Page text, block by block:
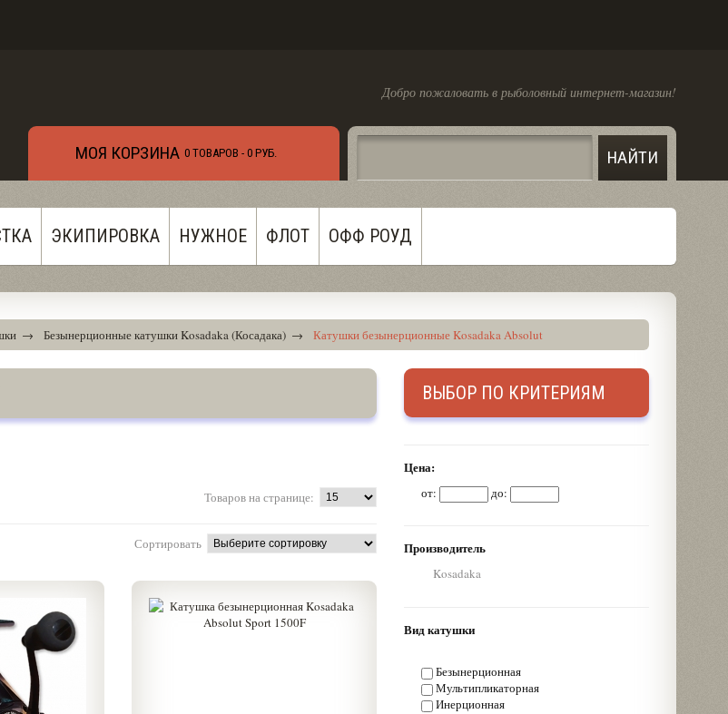
Добро пожаловать в рыболовный интернет-магазин!
МОЯ КОРЗИНА 0 ТОВАРОВ - 0 РУБ.
ЭКИПИРОВКА НУЖНОЕ ФЛОТ ОФФ РОУД
→ Безынерционные катушки Kosadaka (Косадака) → Катушки безынерционные Kosadaka Absolut
Товаров на странице:
Сортировать
ВЫБОР ПО КРИТЕРИЯМ
Цена:
от: до:
Производитель
Kosadaka
Вид катушки
Безынерционная
Мультипликаторная
Инерционная